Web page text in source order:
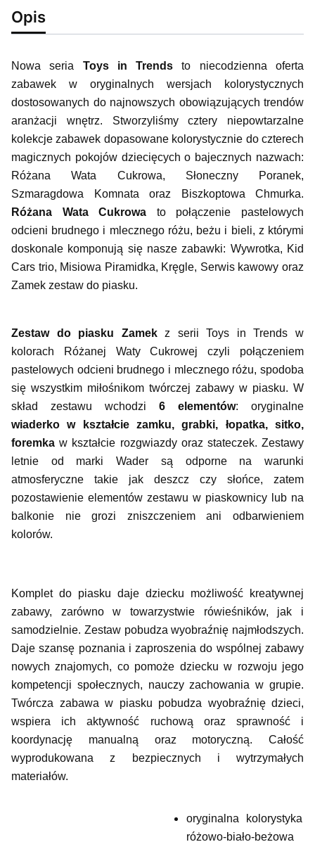
Opis
Nowa seria Toys in Trends to niecodzienna oferta
zabawek w oryginalnych wersjach kolorystycznych
dostosowanych do najnowszych obowiązujących trendów
aranżacji wnętrz. Stworzyliśmy cztery niepowtarzalne
kolekcje zabawek dopasowane kolorystycznie do czterech
magicznych pokojów dziecięcych o bajecznych nazwach:
Różana Wata Cukrowa, Słoneczny Poranek,
Szmaragdowa Komnata oraz Biszkoptowa Chmurka.
Różana Wata Cukrowa to połączenie pastelowych
odcieni brudnego i mlecznego różu, beżu i bieli, z którymi
doskonale komponują się nasze zabawki: Wywrotka, Kid
Cars trio, Misiowa Piramidka, Kręgle, Serwis kawowy oraz
Zamek zestaw do piasku.
Zestaw do piasku Zamekz serii Toys in Trends w
kolorach Różanej Waty Cukrowej czyli połączeniem
pastelowych odcieni brudnego i mlecznego różu, spodoba
się wszystkim miłośnikom twórczej zabawy w piasku. W
skład zestawu wchodzi 6 elementów: oryginalne
wiaderko w kształcie zamku, grabki, łopatka, sitko,
foremka w kształcie rozgwiazdy oraz stateczek. Zestawy
letnie od marki Wader są odporne na warunki
atmosferyczne takie jak deszcz czy słońce, zatem
pozostawienie elementów zestawu w piaskownicy lub na
balkonie nie grozi zniszczeniem ani odbarwieniem
kolorów.
Komplet do piasku daje dziecku możliwość kreatywnej
zabawy, zarówno w towarzystwie rówieśników, jak i
samodzielnie. Zestaw pobudza wyobraźnię najmłodszych.
Daje szansę poznania i zaproszenia do wspólnej zabawy
nowych znajomych, co pomoże dziecku w rozwoju jego
kompetencji społecznych, nauczy zachowania w grupie.
Twórcza zabawa w piasku pobudza wyobraźnię dzieci,
wspiera ich aktywność ruchową oraz sprawność i
koordynację manualną oraz motoryczną. Całość
wyprodukowana z bezpiecznych i wytrzymałych
materiałów.
oryginalna kolorystyka
różowo-biało-beżowa